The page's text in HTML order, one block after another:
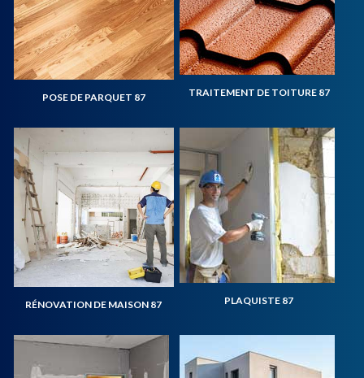
POSE DE PARQUET 87 TRAITEMENT DE TOITURE 87
RÉNOVATION DE MAISON 87 PLAQUISTE 87